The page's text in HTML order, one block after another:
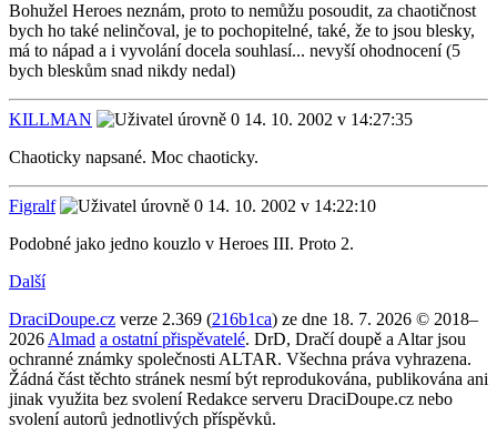
Bohužel Heroes neznám, proto to nemůžu posoudit, za chaotičnost
bych ho také nelinčoval, je to pochopitelné, také, že to jsou blesky,
má to nápad a i vyvolání docela souhlasí... nevyší ohodnocení (5
bych bleskům snad nikdy nedal)
KILLMAN
14. 10. 2002 v 14:27:35
Chaoticky napsané. Moc chaoticky.
Figralf
14. 10. 2002 v 14:22:10
Podobné jako jedno kouzlo v Heroes III. Proto 2.
Další
DraciDoupe.cz verze 2.369 (216b1ca) ze dne 18. 7. 2026 © 2018–
2026 Almad a ostatní přispěvatelé. DrD, Dračí doupě a Altar jsou
ochranné známky společnosti ALTAR. Všechna práva vyhrazena.
Žádná část těchto stránek nesmí být reprodukována, publikována ani
jinak využita bez svolení Redakce serveru DraciDoupe.cz nebo
svolení autorů jednotlivých příspěvků.